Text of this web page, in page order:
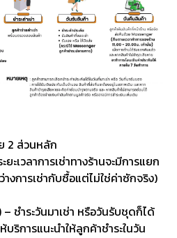
2 ส่วนหลัก
ะเวลาการเช่าทางร้านจะมีการแยก
งการเช่ากับซื้อแต่ไม่ใช่ค่าซักจริง)
ชำระวันมาเช่า หรือวันรับชุดก็ได้
บริการแนะนำให้ลูกค้าชำระในวัน